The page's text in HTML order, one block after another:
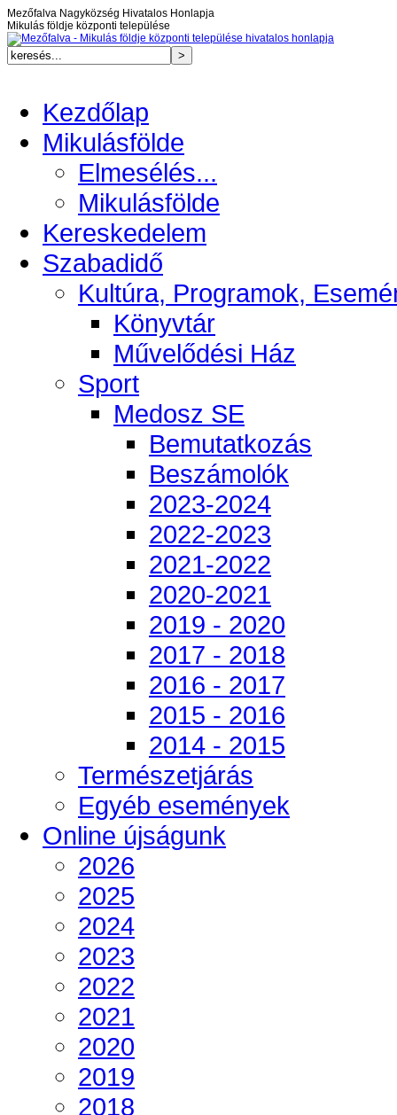
Mezőfalva Nagyközség Hivatalos Honlapja
Mikulás földje központi települése
Kezdőlap
Mikulásfölde
Elmesélés...
Mikulásfölde
Kereskedelem
Szabadidő
Kultúra, Programok,
Könyvtár
Művelődési Ház
Sport
Medosz SE
Bemutatkozás
Beszámolók
2023-2024
2022-2023
2021-2022
2020-2021
2019 - 2020
2017 - 2018
2016 - 2017
2015 - 2016
2014 - 2015
Természetjárás
Egyéb események
Online újságunk
2026
2025
2024
2023
2022
2021
2020
2019
2018